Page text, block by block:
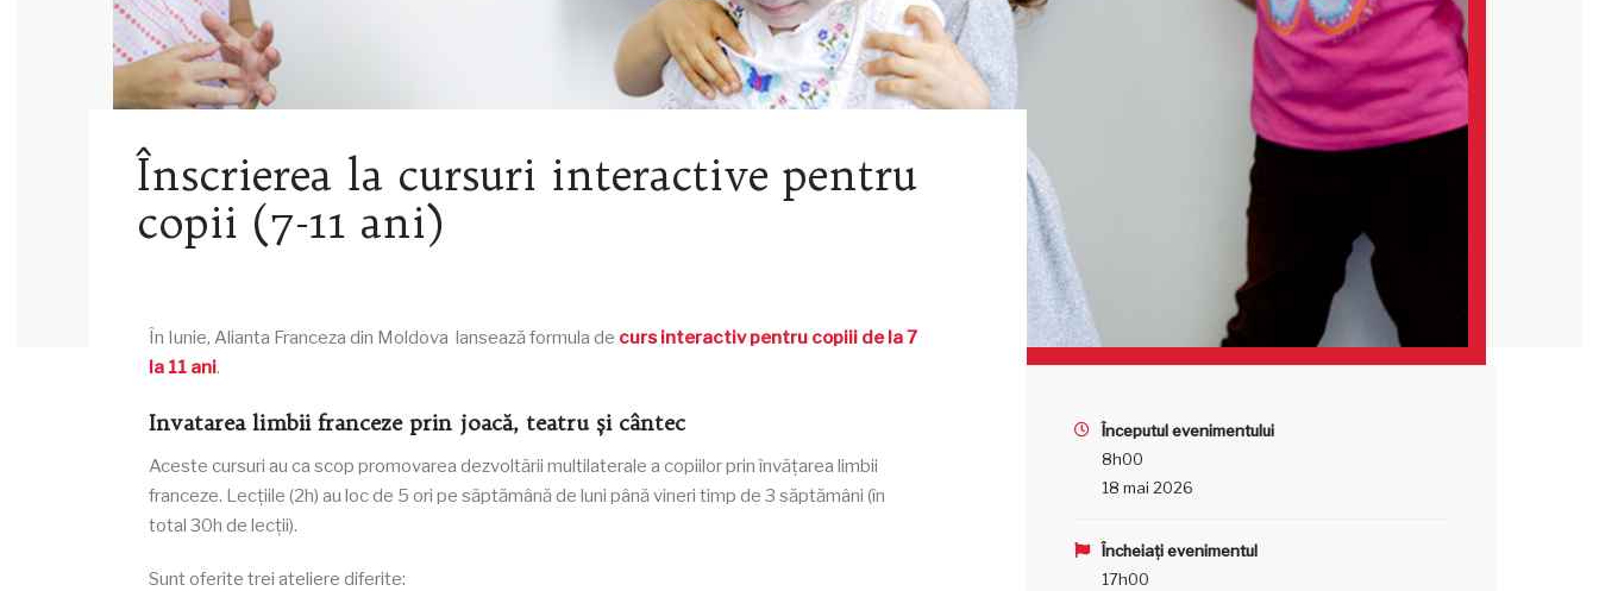
Înscrierea la cursuri interactive pentru
copii (7-11 ani)
În Iunie, Alianta Franceza din Moldova lansează formula de curs interactiv pentru copiii de la 7
la 11 ani.
Invatarea limbii franceze prin joacă, teatru și cântec
Aceste cursuri au ca scop promovarea dezvoltării multilaterale a copiilor prin învățarea limbii
franceze. Lecțiile (2h) au loc de 5 ori pe săptămână de luni până vineri timp de 3 săptămâni (în
total 30h de lecții).
Sunt oferite trei ateliere diferite:
Începutul evenimentului
8h00
18 mai 2026
Încheiați evenimentul
17h00